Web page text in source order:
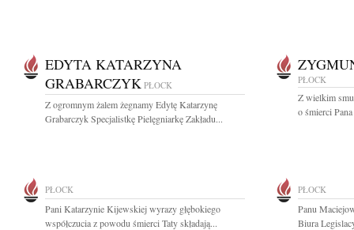
EDYTA KATARZYNA
GRABARCZYK PŁOCK
Z ogromnym żalem żegnamy Edytę Katarzynę
Grabarczyk Specjalistkę Pielęgniarkę Zakładu...
PŁOCK
Z wielkim
o śmierci
PŁOCK
Pani Katarzynie Kijewskiej wyrazy głębokiego
współczucia z powodu śmierci Taty składają...
PŁOCK
Panu
Biura